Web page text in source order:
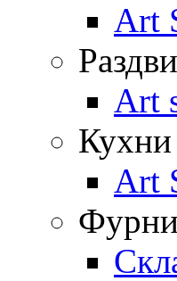
Art
Art
Кухни
Art